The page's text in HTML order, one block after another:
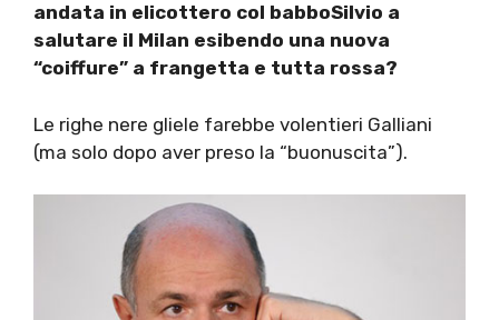
andata in elicottero col babboSilvio a
salutare il Milan esibendo una nuova
“coiffure” a frangetta e tutta rossa?
Le righe nere gliele farebbe volentieri Galliani
(ma solo dopo aver preso la “buonuscita”).